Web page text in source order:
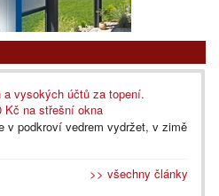
vysokých účtů za topení.
Kč na střešní okna
v podkroví vedrem vydržet, v zimě
>> všechny články